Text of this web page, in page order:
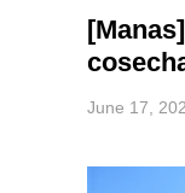
June 17,